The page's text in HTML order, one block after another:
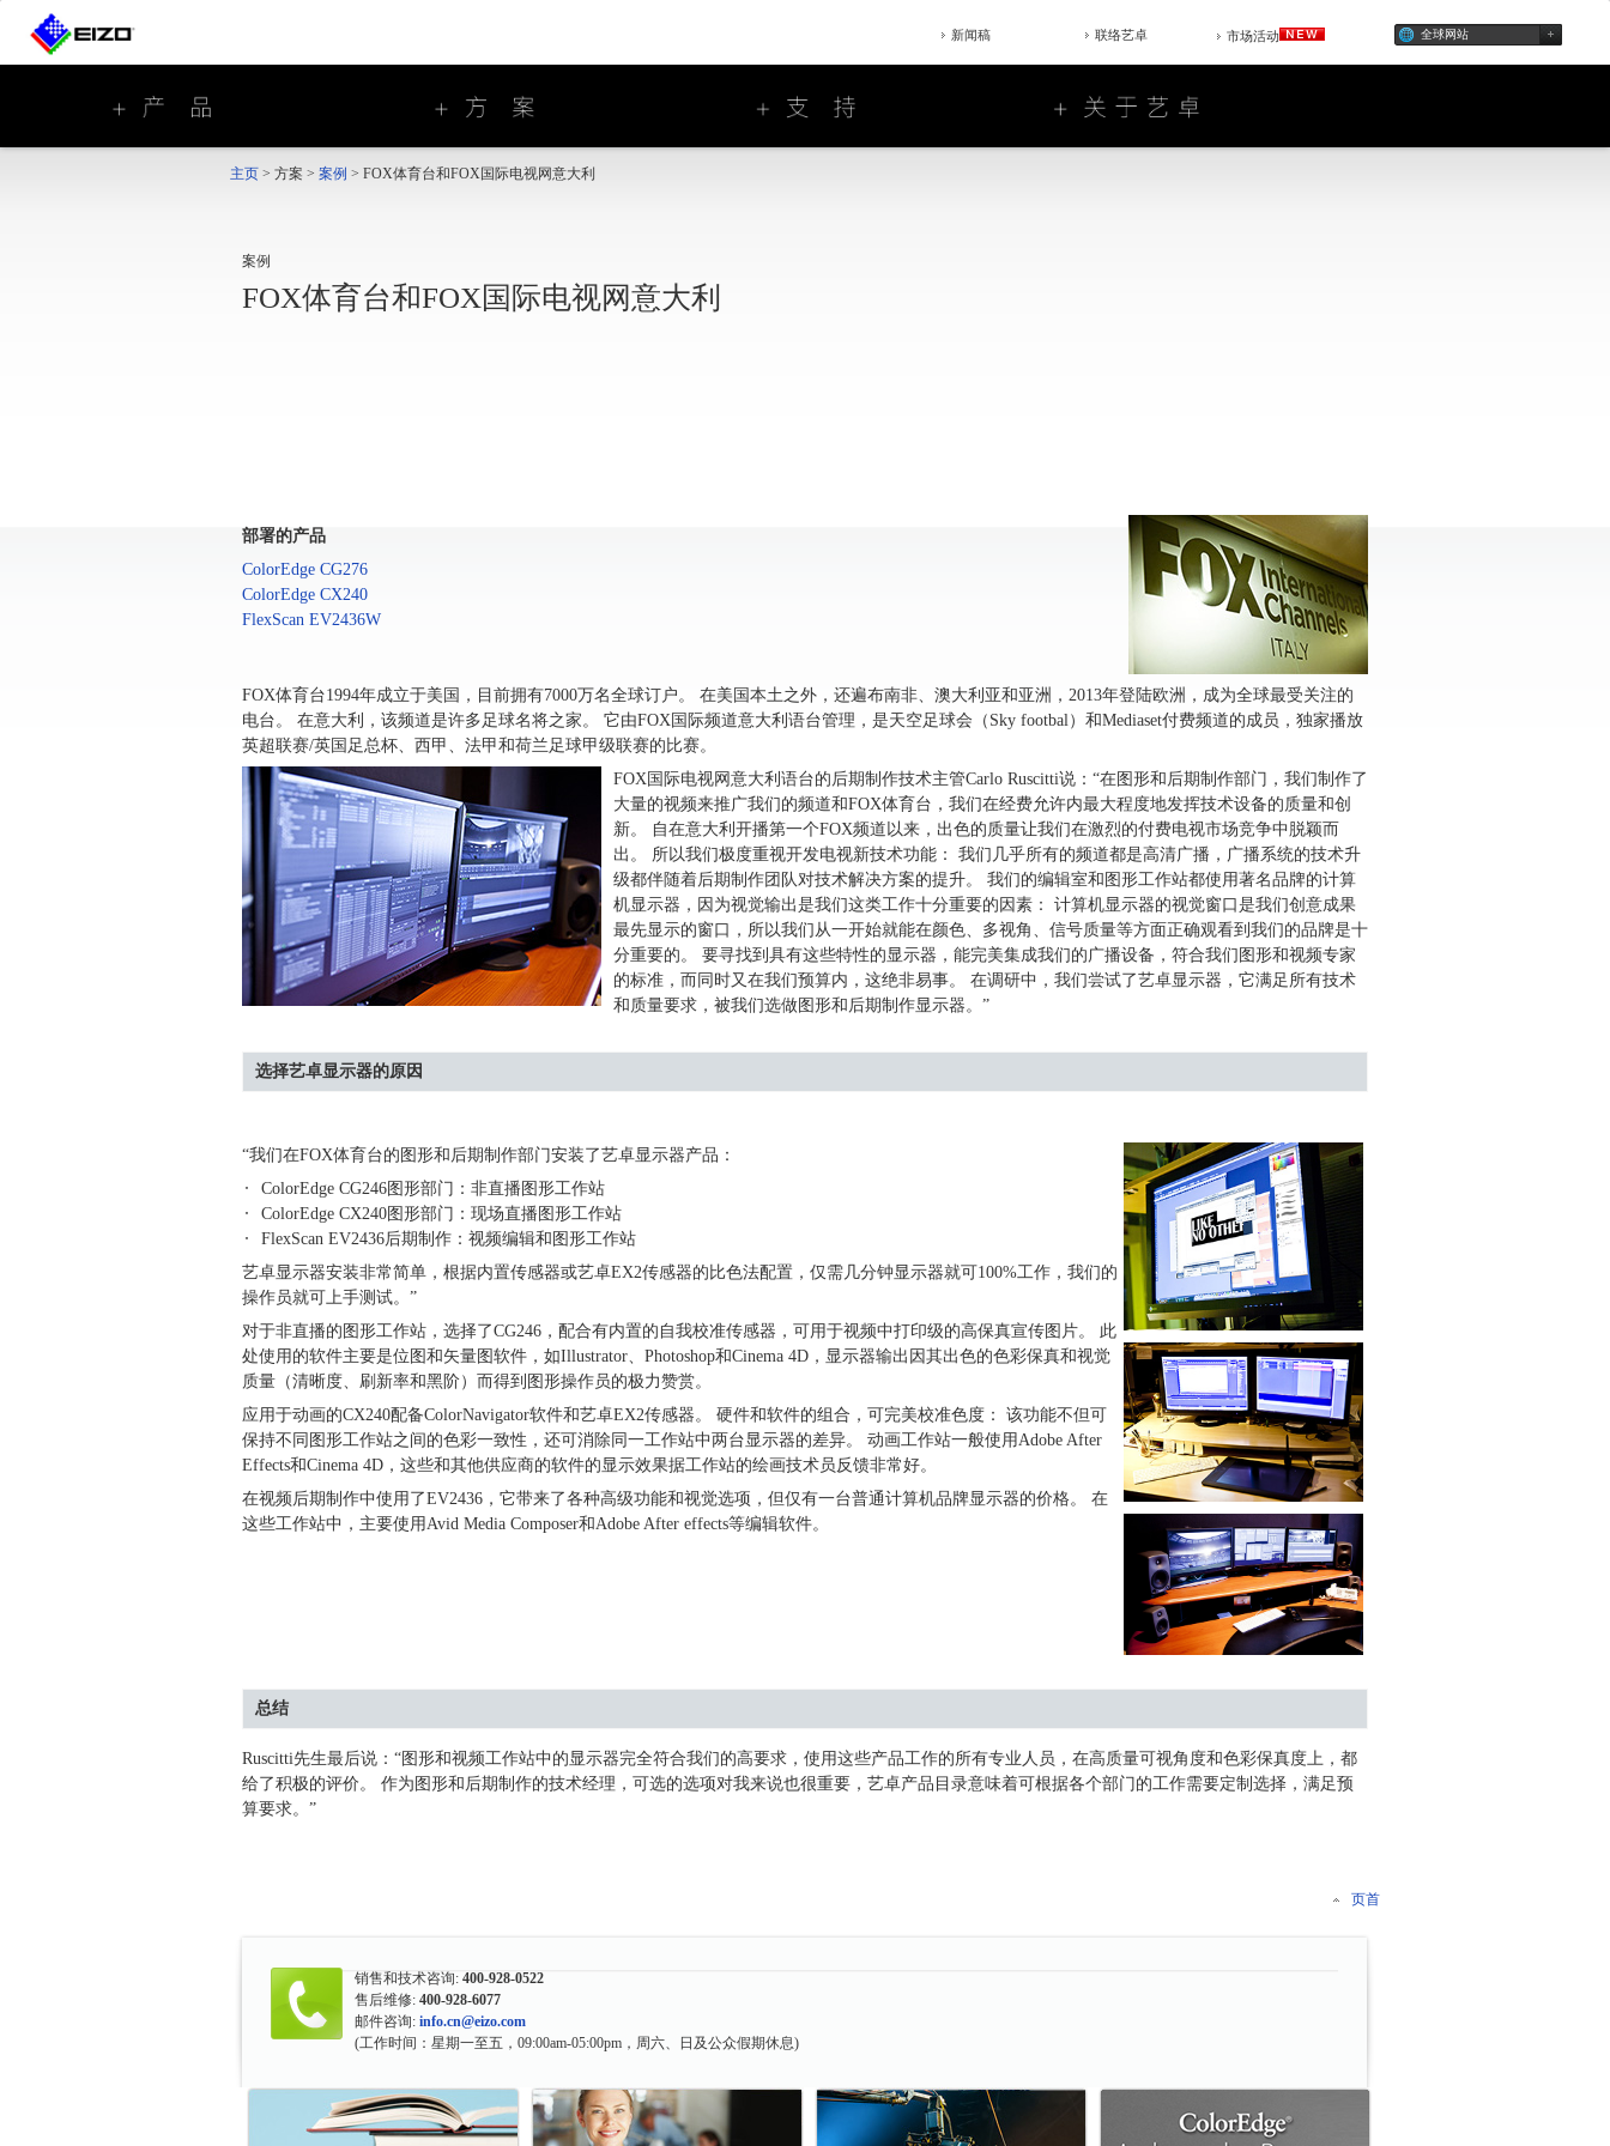
市场活动
联络艺卓
新闻稿 全球网站
主页 > 方案 > 案例 > FOX体育台和FOX国际电视网意大利
案例
FOX体育台和FOX国际电视网意大利
部署的产品
ColorEdge CG276
ColorEdge CX240
FlexScan EV2436W
FOX体育台1994年成立于美国，目前拥有7000万名全球订户。 在美国本土之外，还遍布南非、澳大利亚和亚洲，2013年登陆欧洲，成为全球最受关注的
电台。 在意大利，该频道是许多足球名将之家。 它由FOX国际频道意大利语台管理，是天空足球会（Sky footbal）和Mediaset付费频道的成员，独家播放
英超联赛/英国足总杯、西甲、法甲和荷兰足球甲级联赛的比赛。
FOX国际电视网意大利语台的后期制作技术主管Carlo Ruscitti说：“在图形和后期制作部门，我们制作了
大量的视频来推广我们的频道和FOX体育台，我们在经费允许内最大程度地发挥技术设备的质量和创
新。 自在意大利开播第一个FOX频道以来，出色的质量让我们在激烈的付费电视市场竞争中脱颖而
出。 所以我们极度重视开发电视新技术功能： 我们几乎所有的频道都是高清广播，广播系统的技术升
级都伴随着后期制作团队对技术解决方案的提升。 我们的编辑室和图形工作站都使用著名品牌的计算
机显示器，因为视觉输出是我们这类工作十分重要的因素： 计算机显示器的视觉窗口是我们创意成果
最先显示的窗口，所以我们从一开始就能在颜色、多视角、信号质量等方面正确观看到我们的品牌是十
分重要的。 要寻找到具有这些特性的显示器，能完美集成我们的广播设备，符合我们图形和视频专家
的标准，而同时又在我们预算内，这绝非易事。 在调研中，我们尝试了艺卓显示器，它满足所有技术
和质量要求，被我们选做图形和后期制作显示器。”
选择艺卓显示器的原因
“我们在FOX体育台的图形和后期制作部门安装了艺卓显示器产品：
ColorEdge CG246图形部门：非直播图形工作站
ColorEdge CX240图形部门：现场直播图形工作站
FlexScan EV2436后期制作：视频编辑和图形工作站
艺卓显示器安装非常简单，根据内置传感器或艺卓EX2传感器的比色法配置，仅需几分钟显示器就可100%工作，我们的
操作员就可上手测试。”
对于非直播的图形工作站，选择了CG246，配合有内置的自我校准传感器，可用于视频中打印级的高保真宣传图片。 此
处使用的软件主要是位图和矢量图软件，如Illustrator、Photoshop和Cinema 4D，显示器输出因其出色的色彩保真和视觉
质量（清晰度、刷新率和黑阶）而得到图形操作员的极力赞赏。
应用于动画的CX240配备ColorNavigator软件和艺卓EX2传感器。 硬件和软件的组合，可完美校准色度： 该功能不但可
保持不同图形工作站之间的色彩一致性，还可消除同一工作站中两台显示器的差异。 动画工作站一般使用Adobe After
Effects和Cinema 4D，这些和其他供应商的软件的显示效果据工作站的绘画技术员反馈非常好。
在视频后期制作中使用了EV2436，它带来了各种高级功能和视觉选项，但仅有一台普通计算机品牌显示器的价格。 在
这些工作站中，主要使用Avid Media Composer和Adobe After effects等编辑软件。
总结
Ruscitti先生最后说：“图形和视频工作站中的显示器完全符合我们的高要求，使用这些产品工作的所有专业人员，在高质量可视角度和色彩保真度上，都
给了积极的评价。 作为图形和后期制作的技术经理，可选的选项对我来说也很重要，艺卓产品目录意味着可根据各个部门的工作需要定制选择，满足预
算要求。”
页首
销售和技术咨询: 400-928-0522
售后维修: 400-928-6077
邮件咨询: info.cn@eizo.com
(工作时间：星期一至五，09:00am-05:00pm，周六、日及公众假期休息)